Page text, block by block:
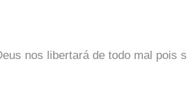
nos libertará de todo mal pois